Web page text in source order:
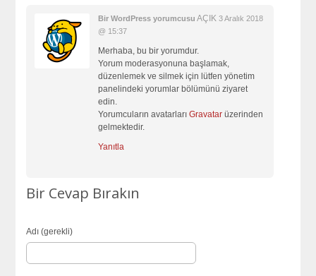
Bir WordPress yorumcusu AÇIK3 Aralık 2018
@ 15:37
Merhaba, bu bir yorumdur.
Yorum moderasyonuna başlamak,
düzenlemek ve silmek için lütfen yönetim
panelindeki yorumlar bölümünü ziyaret
edin.
Yorumcuların avatarlarıGravatar üzerinden
gelmektedir.
Yanıtla
Bir Cevap Bırakın
Adı (gerekli)